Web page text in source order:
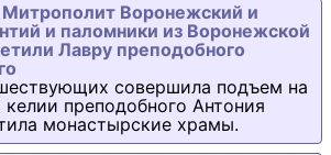
Митрополит Воронежский и
и паломники из Воронежской
Лавру преподобного
совершила подъем на
преподобного Антония
монастырские храмы.